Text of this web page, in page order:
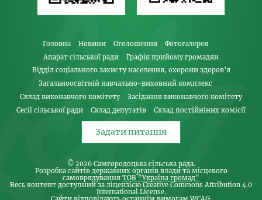
Головна Новини Оголошення
Фотогалерея
Апарат сільської ради
Графік прийому громадян
Відділ соціального захисту населення, охорони здоров’я
Загальноосвітній навчально-виховний комплекс
Склад виконавчого комітету
Засідання виконавчого комітету
Сесії сільської ради
Склад депутатів Склад постійніних комісії
Задати питання
© 2026 Самгородоцька сільська рада.
Розробка сайтів державних органів влади та місцевого
самоврядування ТОВ "Україна громад"
Весь контент доступний за ліцензією Creative Commons Attribution 4.0
International License.